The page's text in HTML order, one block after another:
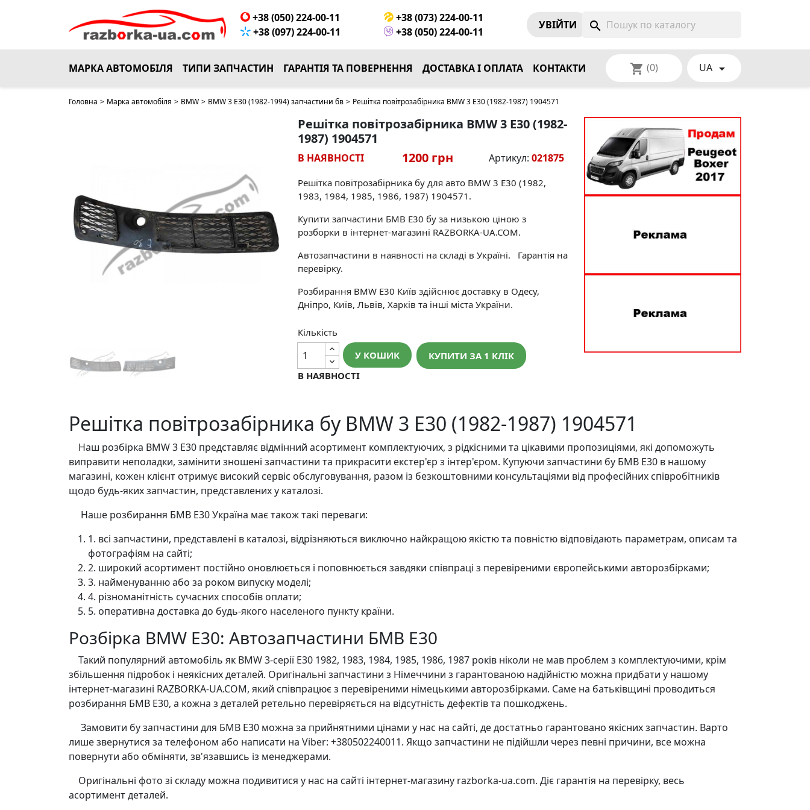
+38 (050) 224-00-11
+38 (073) 224-00-11
+38 (097) 224-00-11
+38 (050) 224-00-11
УВIЙТИ search
МАРКА АВТОМОБІЛЯ ТИПИ ЗАПЧАСТИН ГАРАНТІЯ ТА ПОВЕРНЕННЯ ДОСТАВКА І ОПЛАТА КОНТАКТИ shopping_cart (0) UA 
Головна > Марка автомобіля > BMW > BMW 3 E30 (1982-1994) запчастини бв > Решітка повітрозабірника BMW 3 E30 (1982-1987) 1904571
Решітка повітрозабірника BMW 3 E30 (1982-
1987) 1904571
В НАЯВНОСТІ 1200 грн Артикул: 021875
Решітка повітрозабірника бу для авто BMW 3 E30 (1982,
1983, 1984, 1985, 1986, 1987) 1904571.
Купити запчастини БМВ Е30 бу за низькою ціною з
розборки в інтернет-магазині RAZBORKA-UA.COM.
Автозапчастини в наявності на складі в Україні. Гарантія на
перевірку.
Розбирання BMW E30 Київ здійснює доставку в Одесу,
Дніпро, Київ, Львів, Харків та інші міста України.
Кількість
У КОШИК
КУПИТИ ЗА 1 КЛIК
В НАЯВНОСТІ
Решітка повітрозабірника бу BMW 3 E30 (1982-1987) 1904571
Наш розбірка BMW 3 E30 представляє відмінний асортимент комплектуючих, з рідкісними та цікавими пропозиціями, які допоможуть
виправити неполадки, замінити зношені запчастини та прикрасити екстер'єр з інтер'єром. Купуючи запчастини бу БМВ Е30 в нашому
магазині, кожен клієнт отримує високий сервіс обслуговування, разом із безкоштовними консультаціями від професійних співробітників
щодо будь-яких запчастин, представлених у каталозі.
Наше розбирання БМВ Е30 Україна має також такі переваги:
1. всі запчастини, представлені в каталозі, відрізняються виключно найкращою якістю та повністю відповідають параметрам, описам та
фотографіям на сайті;
2. широкий асортимент постійно оновлюється і поповнюється завдяки співпраці з перевіреними європейськими авторозбірками;
3. найменуванню або за роком випуску моделі;
4. різноманітність сучасних способів оплати;
5. оперативна доставка до будь-якого населеного пункту країни.
Розбірка BMW E30: Автозапчастини БМВ Е30
Такий популярний автомобіль як BMW 3-серії E30 1982, 1983, 1984, 1985, 1986, 1987 років ніколи не мав проблем з комплектуючими, крім
збільшення підробок і неякісних деталей. Оригінальні запчастини з Німеччини з гарантованою надійністю можна придбати у нашому
інтернет-магазині RAZBORKA-UA.COM, який співпрацює з перевіреними німецькими авторозбірками. Саме на батьківщині проводиться
розбирання БМВ Е30, а кожна з деталей ретельно перевіряється на відсутність дефектів та пошкоджень.
Замовити бу запчастини для БМВ Е30 можна за прийнятними цінами у нас на сайті, де достатньо гарантовано якісних запчастин. Варто
лише звернутися за телефоном або написати на Viber: +380502240011. Якщо запчастини не підійшли через певні причини, все можна
повернути або обміняти, зв'язавшись із менеджерами.
Оригінальні фото зі складу можна подивитися у нас на сайті інтернет-магазину razborka-ua.com. Діє гарантія на перевірку, весь
асортимент деталей.